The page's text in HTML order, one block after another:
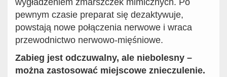
pewnym czasie preparat się dezaktywuje,
powstają nowe połączenia nerwowe i wraca
przewodnictwo nerwowo-mięśniowe.
Zabieg jest odczuwalny, ale niebolesny –
można zastosować miejscowe znieczulenie.